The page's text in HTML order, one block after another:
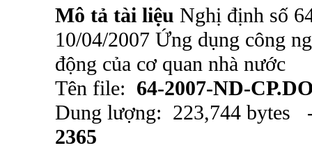
Mô tả tài liệu Nghị định số
10/04/2007 Ứng dụng công
động của cơ quan nhà nước
Tên file: 64-2007-ND-
Dung lượng: 223,744
2365